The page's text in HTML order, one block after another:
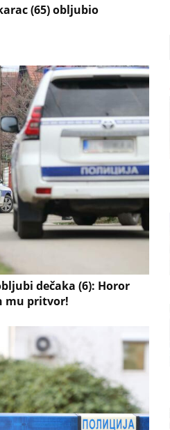
(65) obljubio
dečaka (6): Horor
mu pritvor!